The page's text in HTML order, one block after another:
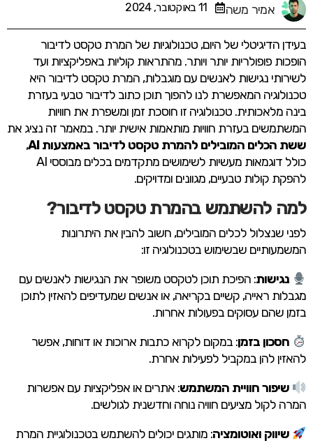
אמיר משה 11 באוקטובר, 2024
בעידן הדיגיטלי של היום, טכנולוגיות של המרת טקסט לדיבור
הופכות פופולריות יותר ויותר. מהתראות קוליות באפליקציות ועד
לשירותי נגישות לאנשים עם מוגבלות, המרת טקסט לדיבור היא
טכנולוגיה המאפשרת לנו להפוך תוכן כתוב לדיבור טבעי בעזרת
בינה מלאכותית. טכנולוגיה זו חוסכת זמן ומשפרת את חוויות
המשתמשים בעזרת חוויות מותאמות אישית יותר. במאמר זה נציג את
ששת הכלים המובילים להמרת טקסט לדיבור באמצעות AI
,
כולל דוגמאות מעשיות לשימושים מתקדמים בכלים מבוססי AI
להפקת קולות טבעיים, מגוונים ומדויקים. ​
למה להשתמש בהמרת טקסט לדיבור?
לפני שנצלול לכלים המובילים, חשוב להבין את היתרונות
המשמעותיים שבשימוש בטכנולוגיה זו:
נגישות: הפיכת תוכן לטקסט משופר את הנגישות לאנשים עם
מגבלות ראייה, קשיים בקריאה, או אנשים שמעדיפים להאזין לתוכן
בזמן שהם עסוקים בפעולות אחרות.
חסכון בזמן: במקום לקרוא כתבות ארוכות או דוחות, אפשר
להאזין להן במקביל לפעילות אחרת.
שיפור חוויית המשתמש: אתרים או אפליקציות עם אפשרות
המרה לקול מציעים חוויה נוחה וחדשנית לגולשים.
שיווק ואוטומציה: מותגים יכולים להשתמש בטכנולוגיית המרת